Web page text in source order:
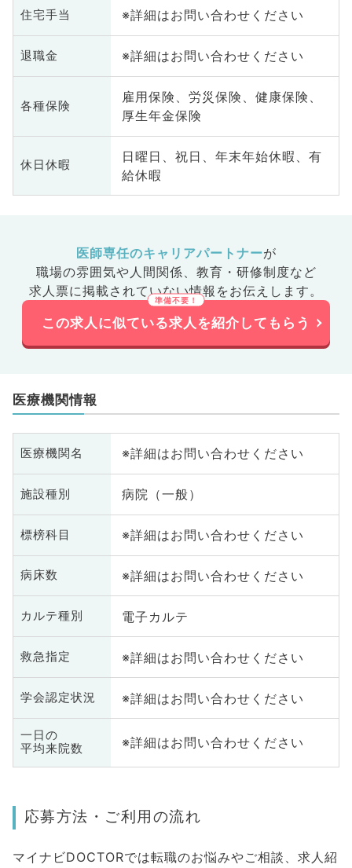
住宅手当 ※詳細はお問い合わせください
退職金 ※詳細はお問い合わせください
各種保険
雇用保険、労災保険、健康保険、
厚生年金保険
休日休暇
日曜日、祝日、年末年始休暇、有
給休暇
医師専任のキャリアパートナーが
職場の雰囲気や人間関係、 教育・研修制度など
求人票に掲載されていない情報をお伝えします。
この求人に似ている求人を紹介してもらう
医療機関情報
医療機関名 ※詳細はお問い合わせください
施設種別 病院（一般）
標榜科目 ※詳細はお問い合わせください
病床数 ※詳細はお問い合わせください
カルテ種別 電子カルテ
救急指定 ※詳細はお問い合わせください
学会認定状況 ※詳細はお問い合わせください
一日の
平均来院数
※詳細はお問い合わせください
応募方法・ご利用の流れ
マイナビDOCTORでは転職のお悩みやご相談、求人紹